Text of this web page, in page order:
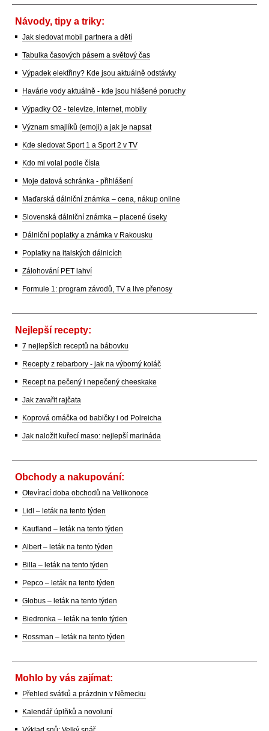
Návody, tipy a triky:
Jak sledovat mobil partnera a dětí
Tabulka časových pásem a světový čas
Výpadek elektřiny? Kde jsou aktuálně odstávky
Havárie vody aktuálně - kde jsou hlášené poruchy
Výpadky O2 - televize, internet, mobily
Význam smajlíků (emoji) a jak je napsat
Kde sledovat Sport 1 a Sport 2 v TV
Kdo mi volal podle čísla
Moje datová schránka - přihlášení
Maďarská dálniční známka – cena, nákup online
Slovenská dálniční známka – placené úseky
Dálniční poplatky a známka v Rakousku
Poplatky na italských dálnicích
Zálohování PET lahví
Formule 1: program závodů, TV a live přenosy
Nejlepší recepty:
7 nejlepších receptů na bábovku
Recepty z rebarbory - jak na výborný koláč
Recept na pečený i nepečený cheeskake
Jak zavařit rajčata
Koprová omáčka od babičky i od Polreicha
Jak naložit kuřecí maso: nejlepší marináda
Obchody a nakupování:
Otevírací doba obchodů na Velikonoce
Lidl – leták na tento týden
Kaufland – leták na tento týden
Albert – leták na tento týden
Billa – leták na tento týden
Pepco – leták na tento týden
Globus – leták na tento týden
Biedronka – leták na tento týden
Rossman – leták na tento týden
Mohlo by vás zajímat:
Přehled svátků a prázdnin v Německu
Kalendář úplňků a novoluní